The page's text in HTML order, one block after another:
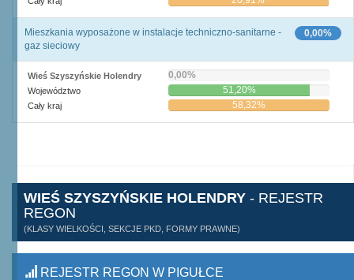
0,00%
Mieszkania wyposażone w instalacje techniczno-sanitarne -
gaz sieciowy
Wieś Szyszyńskie Holendry 0,00%
Województwo 51,20%
Cały kraj 58,32%
WIEŚ SZYSZYŃSKIE HOLENDRY - REJESTR
REGON
(KLASY WIELKOŚCI, SEKCJE PKD, FORMY PRAWNE)
REJESTR REGON W PIGUŁCE